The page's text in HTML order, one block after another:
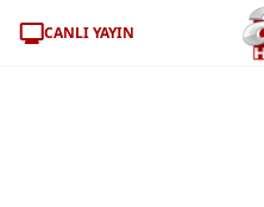
CANLI YAYIN